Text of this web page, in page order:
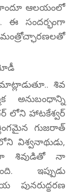
ఆలయంలో
ఈ సందర్భంగా
శివ
అనుబంధాన్ని
లోని హాటకేశ్వర్
గుజరాత్
విశ్వనాథుడు,
శివుడితో నా
ఇప్పుడు